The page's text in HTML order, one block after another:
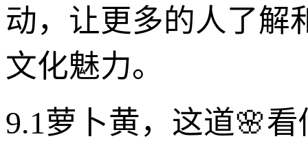
动，让更多的人了解
文化魅力。
9.1萝卜黄，这道🌸